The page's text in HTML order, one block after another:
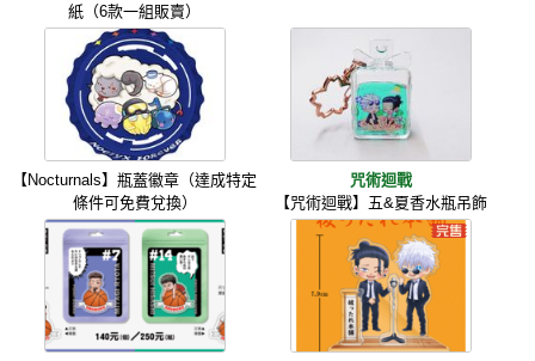
紙（6款一組販賣）
【Nocturnals】瓶蓋徽章（達成特定
條件可免費兌換）
咒術迴戰
【咒術迴戰】五&夏香水瓶吊飾